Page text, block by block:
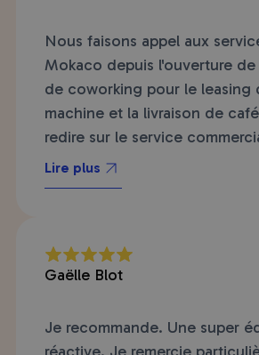
Nous faisons appel aux
Mokaco depuis l'ouverture
de coworking pour le leasing
machine et la livraison de
redire sur le service
réactif, attentif, et nous
meilleur service possible à
Lire plus
Gaëlle Blot
Je recommande. Une super